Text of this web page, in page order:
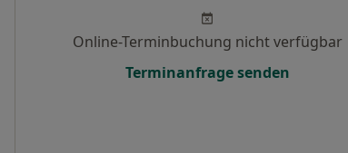
Online-Terminbuchung nicht verfügbar
Terminanfrage senden